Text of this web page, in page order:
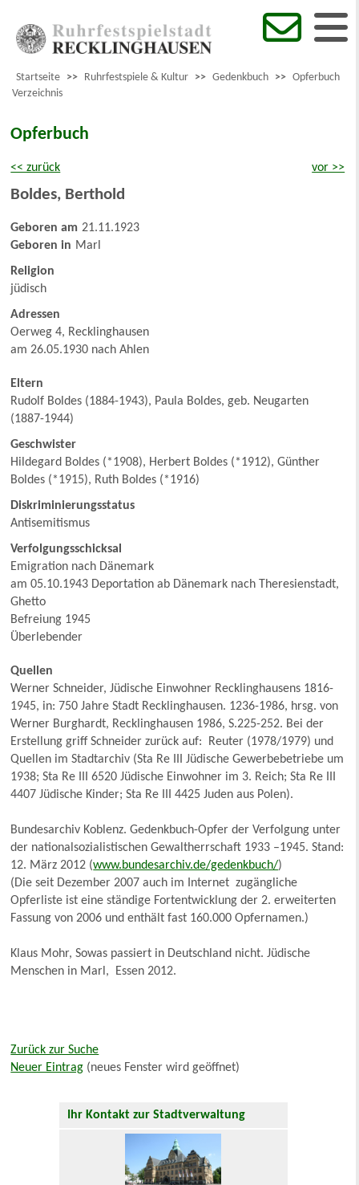
Startseite >> Ruhrfestspiele & Kultur >> Gedenkbuch >> Opferbuch
Verzeichnis
Opferbuch
<< zurück vor >>
Boldes, Berthold
Geboren am 21.11.1923
Geboren in Marl
Religion
jüdisch
Adressen
Oerweg 4, Recklinghausen
am 26.05.1930 nach Ahlen
Eltern
Rudolf Boldes (1884-1943), Paula Boldes, geb. Neugarten
(1887-1944)
Geschwister
Hildegard Boldes (*1908), Herbert Boldes (*1912), Günther
Boldes (*1915), Ruth Boldes (*1916)
Diskriminierungsstatus
Antisemitismus
Verfolgungsschicksal
Emigration nach Dänemark
am 05.10.1943 Deportation ab Dänemark nach Theresienstadt,
Ghetto
Befreiung 1945
Überlebender
Quellen
Werner Schneider, Jüdische Einwohner Recklinghausens 1816-
1945, in: 750 Jahre Stadt Recklinghausen. 1236-1986, hrsg. von
Werner Burghardt, Recklinghausen 1986, S.225-252. Bei der
Erstellung griff Schneider zurück auf: Reuter (1978/1979) und
Quellen im Stadtarchiv (Sta Re III Jüdische Gewerbebetriebe um
1938; Sta Re III 6520 Jüdische Einwohner im 3. Reich; Sta Re III
4407 Jüdische Kinder; Sta Re III 4425 Juden aus Polen).
Bundesarchiv Koblenz. Gedenkbuch-Opfer der Verfolgung unter
der nationalsozialistischen Gewaltherrschaft 1933 –1945. Stand:
12. März 2012 (www.bundesarchiv.de/gedenkbuch/)
(Die seit Dezember 2007 auch im Internet zugängliche
Opferliste ist eine ständige Fortentwicklung der 2. erweiterten
Fassung von 2006 und enthält fast 160.000 Opfernamen.)
Klaus Mohr, Sowas passiert in Deutschland nicht. Jüdische
Menschen in Marl, Essen 2012.
Zurück zur Suche
Neuer Eintrag (neues Fenster wird geöffnet)
Ihr Kontakt zur Stadtverwaltung